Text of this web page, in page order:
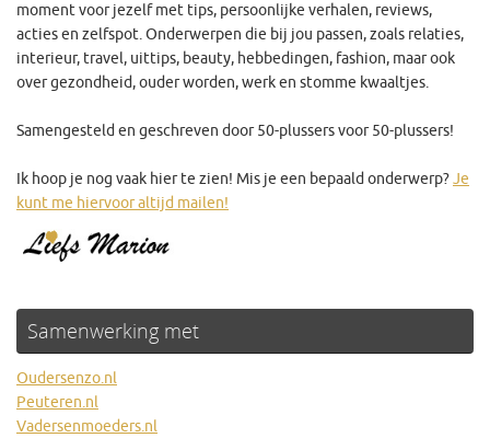
moment voor jezelf met tips, persoonlijke verhalen, reviews,
acties en zelfspot. Onderwerpen die bij jou passen, zoals relaties,
interieur, travel, uittips, beauty, hebbedingen, fashion, maar ook
over gezondheid, ouder worden, werk en stomme kwaaltjes.
Samengesteld en geschreven door 50-plussers voor 50-plussers!
Ik hoop je nog vaak hier te zien! Mis je een bepaald onderwerp?Je
kunt me hiervoor altijd mailen!
Samenwerking met
Oudersenzo.nl
Peuteren.nl
Vadersenmoeders.nl